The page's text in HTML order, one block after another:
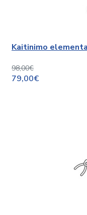
Kaitinimo
98,00€
79,00€